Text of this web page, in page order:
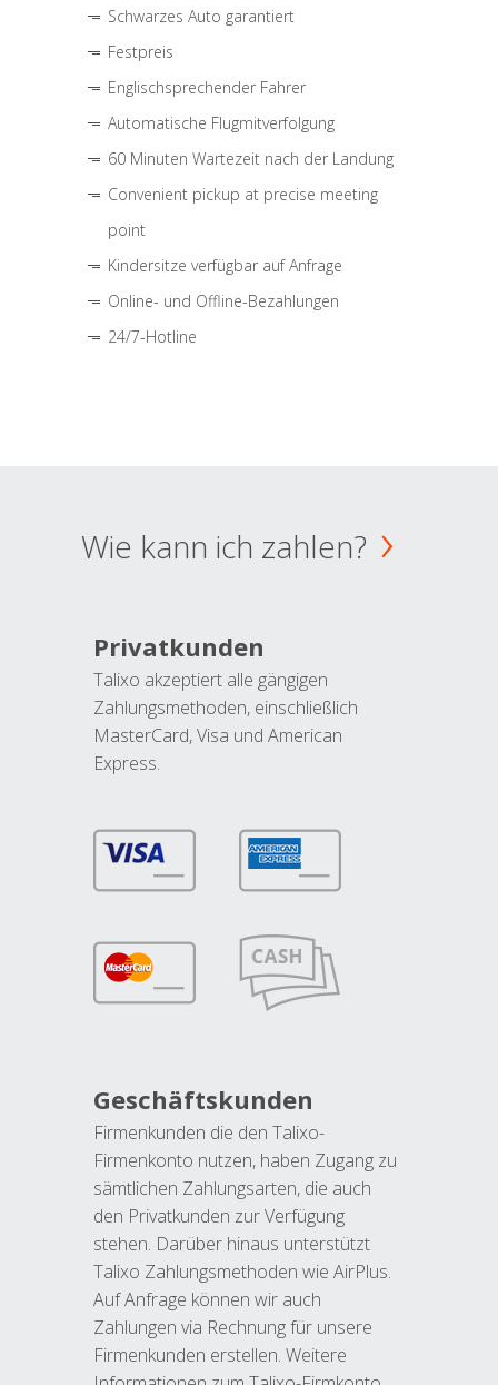
Schwarzes Auto garantiert
Festpreis
Englischsprechender Fahrer
Automatische Flugmitverfolgung
60 Minuten Wartezeit nach der Landung
Convenient pickup at precise meeting
point
Kindersitze verfügbar auf Anfrage
Online- und Offline-Bezahlungen
24/7-Hotline
Wie kann ich zahlen?
Privatkunden
Talixo akzeptiert alle gängigen
Zahlungsmethoden, einschließlich
MasterCard, Visa und American
Express.
Geschäftskunden
Firmenkunden die den Talixo-
Firmenkonto nutzen, haben Zugang zu
sämtlichen Zahlungsarten, die auch
den Privatkunden zur Verfügung
stehen. Darüber hinaus unterstützt
Talixo Zahlungsmethoden wie AirPlus.
Auf Anfrage können wir auch
Zahlungen via Rechnung für unsere
Firmenkunden erstellen. Weitere